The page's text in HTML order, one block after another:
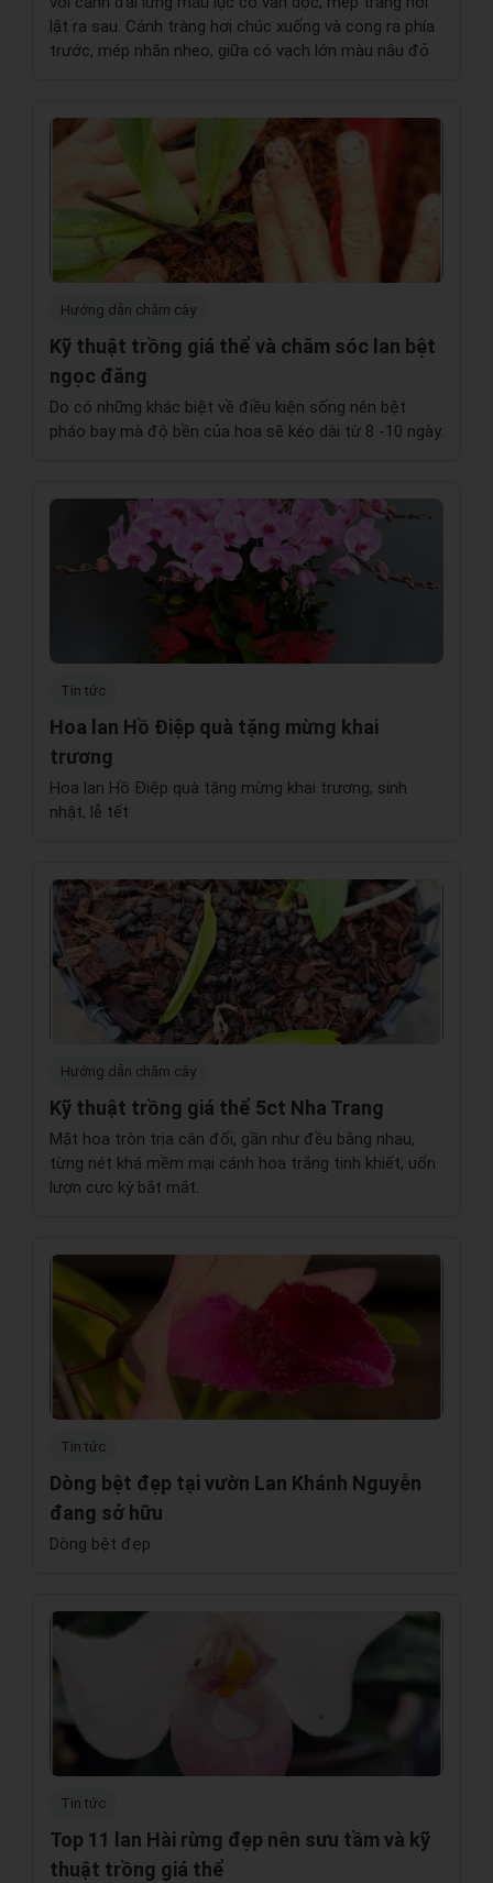
lật ra sau. Cánh tràng hơi chúc xuống và cong ra phía
trước, mép nhăn nheo, giữa có vạch lớn màu nâu đỏ
Hướng dẫn chăm cây
Kỹ thuật trồng giá thể và chăm sóc lan bệt
ngọc đăng
Do có những khác biệt về điều kiện sống nên bệt
pháo bay mà độ bền của hoa sẽ kéo dài từ 8 -10 ngày.
Tin tức
Hoa lan Hồ Điệp quà tặng mừng khai
trương
Hoa lan Hồ Điệp quà tặng mừng khai trương, sinh
nhật, lễ tết
Hướng dẫn chăm cây
Kỹ thuật trồng giá thể 5ct Nha Trang
Mặt hoa tròn trịa cân đối, gần như đều bằng nhau,
từng nét khá mềm mại cánh hoa trắng tinh khiết, uốn
lượn cực kỳ bắt mắt.
Tin tức
Dòng bệt đẹp tại vườn Lan Khánh Nguyễn
đang sở hữu
Dòng bệt đẹp
Tin tức
Top 11 lan Hài rừng đẹp nên sưu tầm và kỹ
thuật trồng giá thể